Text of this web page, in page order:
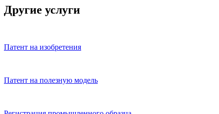
Другие услуги
Патент на изобретения
Патент на полезную модель